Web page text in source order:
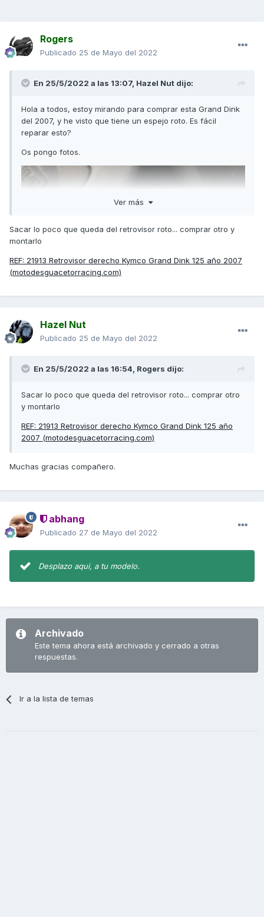
Rogers
Publicado 25 de Mayo del 2022
En 25/5/2022 a las 13:07, Hazel Nut dijo:
Hola a todos, estoy mirando para comprar esta Grand Dink
del 2007, y he visto que tiene un espejo roto. Es fácil
reparar esto?
Os pongo fotos.
Ver más
Sacar lo poco que queda del retrovisor roto... comprar otro y
montarlo
REF: 21913 Retrovisor derecho Kymco Grand Dink 125 año 2007
(motodesguacetorracing.com)
Hazel Nut
Publicado 25 de Mayo del 2022
En 25/5/2022 a las 16:54, Rogers dijo:
Sacar lo poco que queda del retrovisor roto... comprar otro
y montarlo
REF: 21913 Retrovisor derecho Kymco Grand Dink 125 año
2007 (motodesguacetorracing.com)
Muchas gracias compañero.
abhang
Publicado 27 de Mayo del 2022
Desplazo aqui, a tu modelo.
Archivado
Este tema ahora está archivado y cerrado a otras
respuestas.
Ir a la lista de temas